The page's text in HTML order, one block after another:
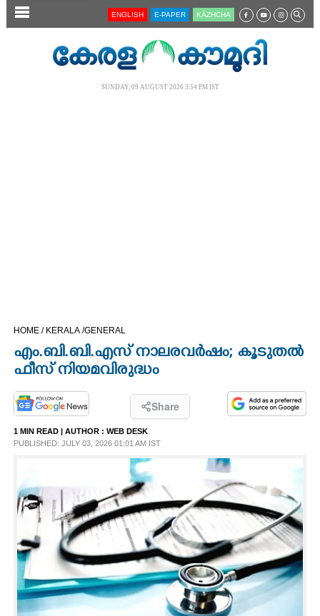
SECTIONS
CINEMA
OPINION
PHOTOS
SPIRITUAL
INFO+
ART
ENGLISH E-PAPER KĀZHCHA
SUNDAY, 09 AUGUST 2026 3.54 PM IST
HOME / KERALA /GENERAL
എം.ബി.ബി.എസ് നാലരവർഷം; കൂടുതൽ
ഫീസ് നിയമവിരുദ്ധം
Share
1 MIN READ | AUTHOR : WEB DESK
PUBLISHED: JULY 03, 2026 01:01 AM IST